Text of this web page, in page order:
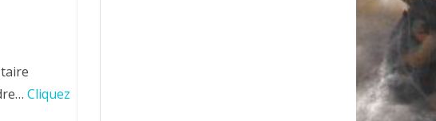
Cliquez